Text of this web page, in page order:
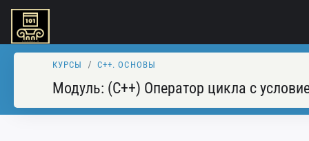
КУРСЫ C++. ОСНОВЫ
Модуль: (C++) Оператор цикла с